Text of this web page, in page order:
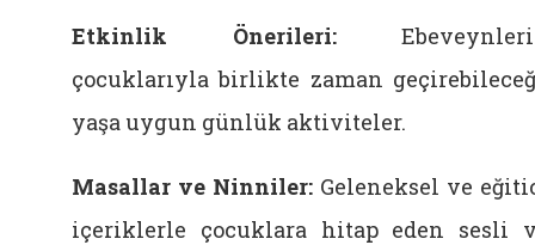
Etkinlik Önerileri:
çocuklarıyla birlikte zaman
yaşa uygun günlük aktiviteler.
Masallar ve Ninniler: Geleneksel ve
içeriklerle çocuklara hitap eden sesli